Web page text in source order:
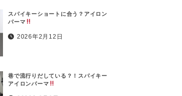
スパイキーショートに合う？アイロン
パーマ
2026年2月12日
巷で流行りだしている？！スパイキー
アイロンパーマ